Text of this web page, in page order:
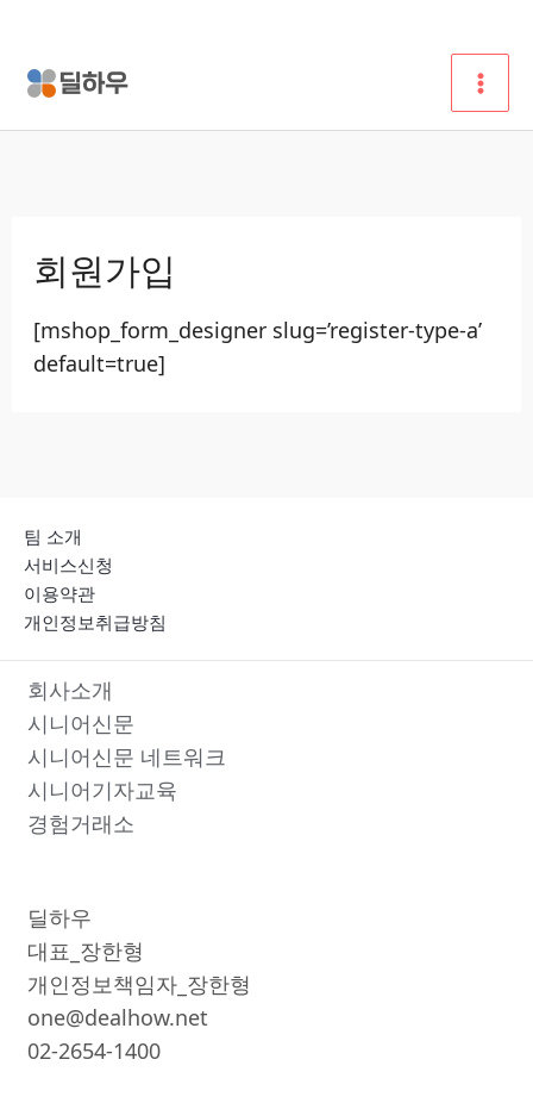
회원가입
[mshop_form_designer slug=’register-type-a’
default=true]
팀 소개
서비스신청
이용약관
개인정보취급방침
회사소개
시니어신문
시니어신문 네트워크
시니어기자교육
경험거래소
딜하우
대표_장한형
개인정보책임자_장한형
one@dealhow.net
02-2654-1400